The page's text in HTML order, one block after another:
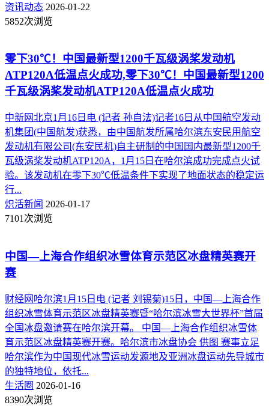
资讯动态 2026-01-22
5852次浏览
零下30℃！中国最新型1200千瓦级涡桨发动机
ATP120A低温点火成功,零下30℃！中国最新型1200
千瓦级涡桨发动机ATP120A低温点火成功
中新网北京1月16日电 (记者 孙自法)记者16日从中国航空发动
机集团(中国航发)获悉，由中国航发所属哈尔滨东安民用航空
发动机有限公司(东安民机)自主研制的中国国内最新型1200千
瓦级涡桨发动机ATP120A，1月15日在哈尔滨成功完成点火试
验。该发动机在零下30℃低温条件下实现了地面状态的稳定运
行...
炽活新闻 2026-01-17
7101次浏览
中国—上海合作组织冰雪体育示范区冰盘精英赛开
赛
财经网哈尔滨1月15日电 (记者 刘锡菊)15日，中国—上海合作
组织冰雪体育示范区冰盘精英赛暨“哈尔滨冰雪大世界杯”首届
全国冰盘邀请赛在哈尔滨开幕。 中国—上海合作组织冰雪体
育示范区冰盘精英赛开赛。哈尔滨市冰盘协会 供图 赛事立足
哈尔滨作为中国现代冰雪运动发源地及亚洲冰盘运动先导城市
的独特地位，依托...
生活圈 2026-01-16
8390次浏览